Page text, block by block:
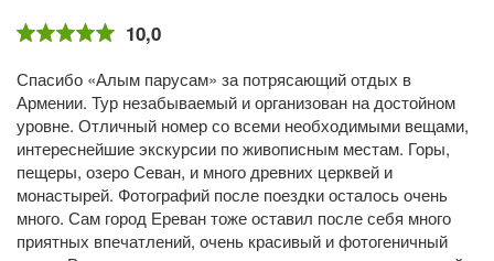
10,0
Спасибо «Алым парусам» за потрясающий отдых в
Армении. Тур незабываемый и организован на достойном
уровне. Отличный номер со всеми необходимыми вещами,
интереснейшие экскурсии по живописным местам. Горы,
пещеры, озеро Севан, и много древних церквей и
монастырей. Фотографий после поездки осталось очень
много. Сам город Ереван тоже оставил после себя много
приятных впечатлений, очень красивый и фотогеничный